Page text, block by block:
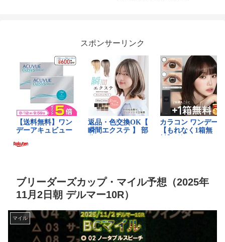
スポンサーリンク
ブリーダーズカップ・マイル予想（2025年
11月2日朝 デルマー10R）
マイル